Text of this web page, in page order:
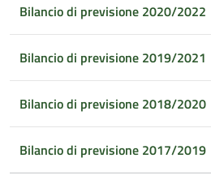
Bilancio di previsione 2020/2022
Bilancio di previsione 2019/2021
Bilancio di previsione 2018/2020
Bilancio di previsione 2017/2019